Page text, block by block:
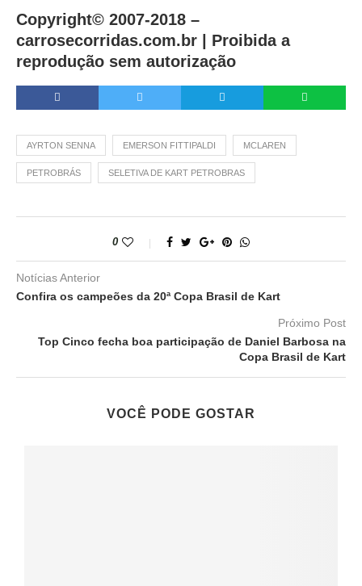
Copyright© 2007-2018 –
carrosecorridas.com.br |
Proibida a
reprodução sem autorização
AYRTON SENNA EMERSON FITTIPALDI MCLAREN
PETROBRÁS SELETIVA DE KART PETROBRAS
0
Notícias Anterior
Confira os campeões da 20ª Copa Brasil de Kart
Próximo Post
Top Cinco fecha boa participação de Daniel Barbosa na
Copa Brasil de Kart
VOCÊ PODE GOSTAR